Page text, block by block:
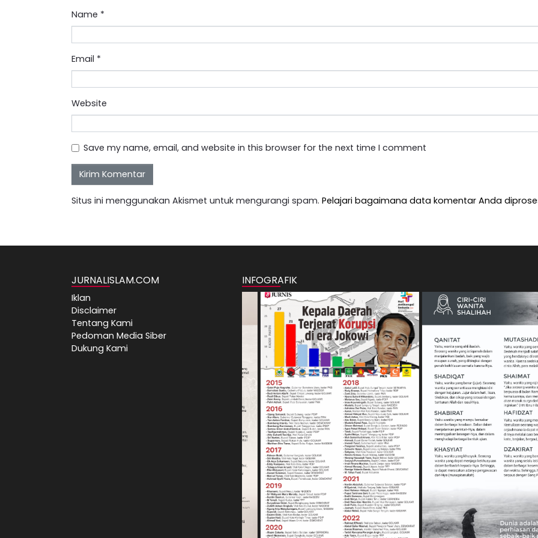
Name *
Email *
Website
Save my name, email, and website in this browser for the next time I comment
Situs ini menggunakan Akismet untuk mengurangi spam. Pelajari bagaimana data komentar Anda
JURNALISLAM.COM
Iklan
Disclaimer
Tentang Kami
Pedoman Media Siber
Dukung Kami
INFOGRAFIK